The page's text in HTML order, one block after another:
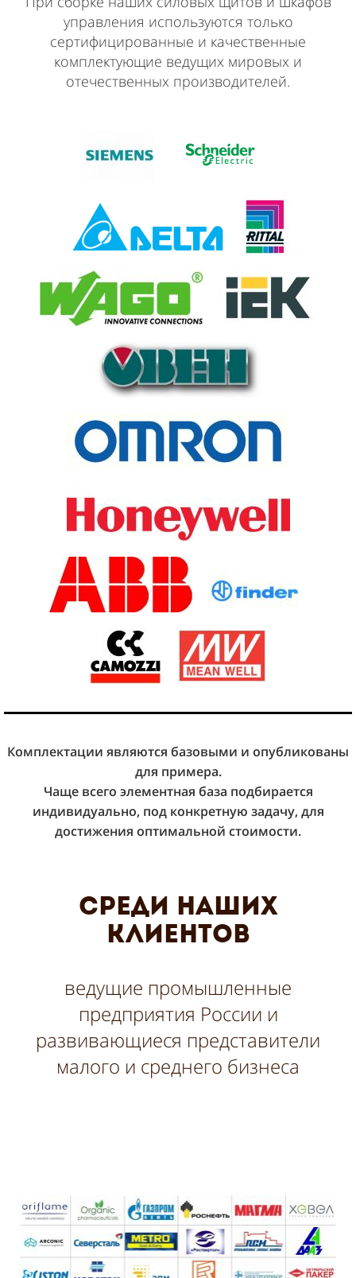
управления используются только
сертифицированные и качественные
комплектующие ведущих мировых и
отечественных производителей.
Комплектации являются базовыми и опубликованы
для примера.
Чаще всего элементная база подбирается
индивидуально, под конкретную задачу, для
достижения оптимальной стоимости.
среди наших
клиентов
ведущие промышленные
предприятия России и
развивающиеся представители
малого и среднего бизнеса